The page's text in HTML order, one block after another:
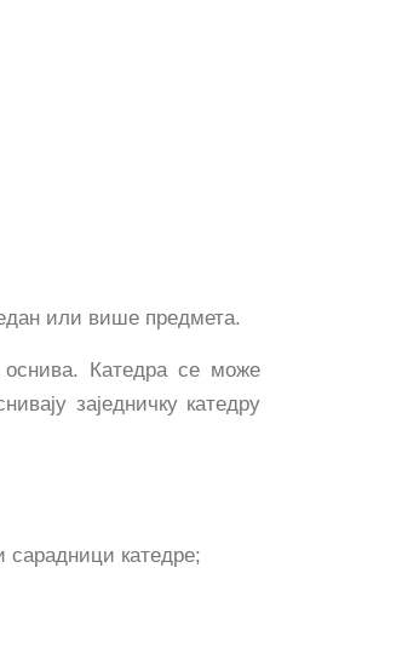
или више предмета.
оснива. Катедра се може
заједничку катедру
катедре;